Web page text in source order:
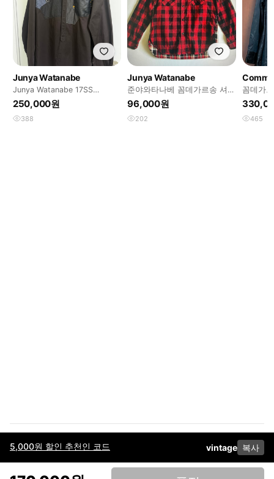
5,000원 할인 추천인 코드 vintage 복사
Junya Watanabe
Junya Watanabe 17SS
Patchwork shirt
250,000원
388
Junya Watanabe
준야와타나베 꼼데가르송 셔츠
s
96,000원
202
꼼데가
셔츠
465
이용약관고객센터판매개인정보 처리방침사업자 정보다운로드